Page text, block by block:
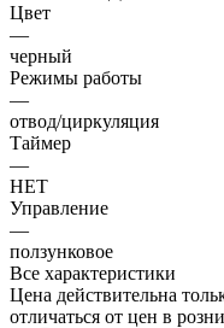
Цвет
—
черный
Режимы работы
—
отвод/циркуляция
Таймер
—
НЕТ
Управление
—
ползунковое
Все характеристики
Цена действительна
отличаться от цен в